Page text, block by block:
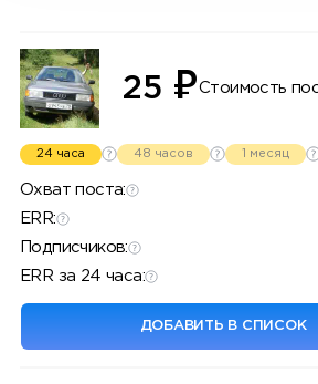
25 ₽Стоимость
24 часа 48 часов 1 месяц
Охват поста:
ERR:
Подписчиков:
ERR за 24 часа:
ДОБАВИТЬ В СПИСОК